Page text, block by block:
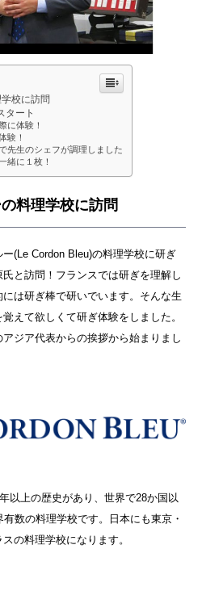
校に訪問
タート
に体験！
験！
先生のシェフが調理しました
緒に１枚！
料理学校に訪問
(Le Cordon Bleu)の料理学校に研ぎ
と訪問！フランスでは研ぎを理解し
は研ぎ棒で研いでいます。そんな生
えて欲しくて研ぎ体験をしました。
ジア代表からの挨拶から始まりまし
以上の歴史があり、世界で28か国以
数の料理学校です。日本にも東京・
の料理学校になります。